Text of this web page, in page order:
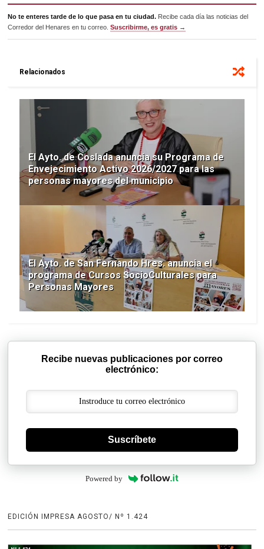
No te enteres tarde de lo que pasa en tu ciudad. Recibe cada día las noticias del
Corredor del Henares en tu correo.Suscribirme, es gratis →
Relacionados
El Ayto. de Coslada anuncia su Programa de
Envejecimiento Activo 2026/2027 para las
personas mayores del municipio
El Ayto. de San Fernando Hres. anuncia el
programa de Cursos SocioCulturales para
Personas Mayores
Recibe nuevas publicaciones por correo
electrónico:
Suscríbete
Powered by
EDICIÓN IMPRESA AGOSTO/ Nº 1.424